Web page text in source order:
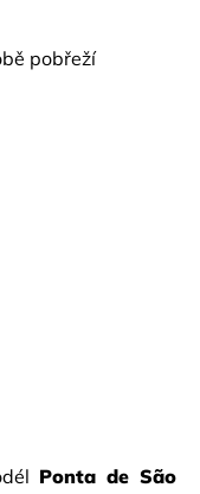
pobřeží
Ponta de São